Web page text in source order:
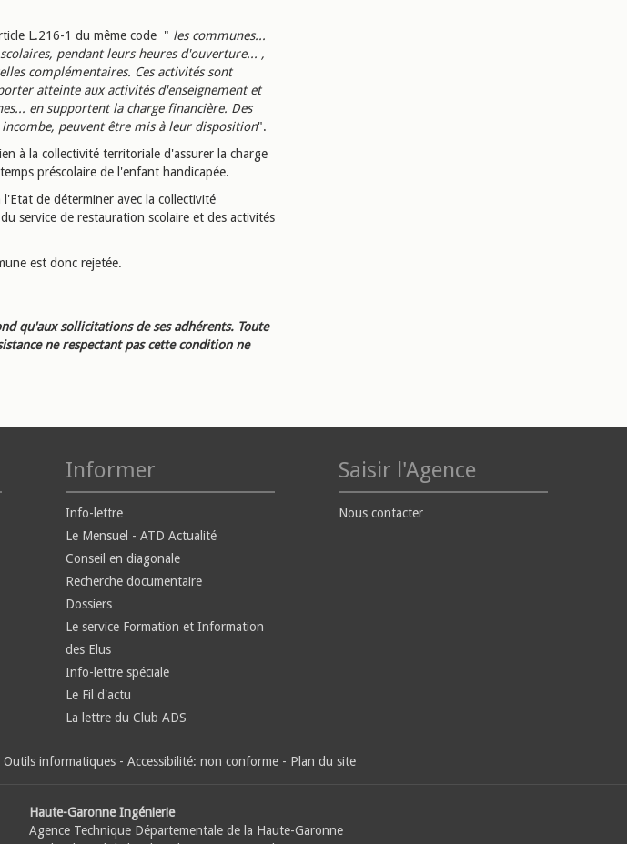
L.216-1 du même code " les communes...
pendant leurs heures d'ouverture... ,
complémentaires. Ces activités sont
atteinte aux activités d'enseignement et
en supportent la charge financière. Des
peuvent être mis à leur disposition".
à la collectivité territoriale d'assurer la charge
préscolaire de l'enfant handicapée.
de déterminer avec la collectivité
service de restauration scolaire et des activités
est donc rejetée.
qu'aux sollicitations de ses adhérents. Toute
ne respectant pas cette condition ne
Informer
Info-lettre
Le Mensuel - ATD Actualité
Conseil en diagonale
Recherche documentaire
Dossiers
Le service Formation et Information
des Elus
Info-lettre spéciale
Le Fil d'actu
La lettre du Club ADS
Saisir l'Agence
Nous contacter
Outils informatiques - Accessibilité: non conforme - Plan du site
Haute-Garonne Ingénierie
Agence Technique Départementale de la Haute-Garonne